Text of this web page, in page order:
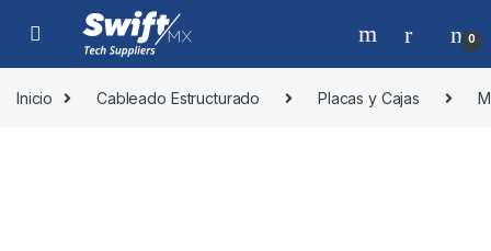
Skip to navigation
Skip to content
0
Inicio Cableado Estructurado Placas y Cajas